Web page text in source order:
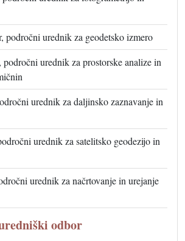
področni urednik za geodetsko izmero
področni urednik za prostorske analize in
urednik za daljinsko zaznavanje in
urednik za satelitsko geodezijo in
urednik za načrtovanje in urejanje
odbor